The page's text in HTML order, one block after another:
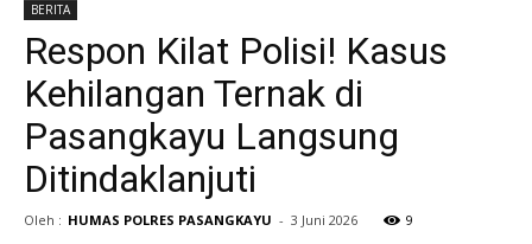
BERITA
Respon Kilat Polisi! Kasus
Kehilangan Ternak di
Pasangkayu Langsung
Ditindaklanjuti
Oleh : HUMAS POLRES PASANGKAYU - 3 Juni 2026 9